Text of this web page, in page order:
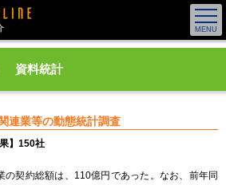
資料統計
連業等の動態統計調査
】150社
の契約総額は、110億円であった。なお、前年同